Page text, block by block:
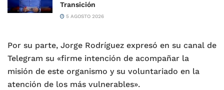
Transición
5 AGOSTO 2026
Por su parte, Jorge Rodríguez expresó en su canal de
Telegram su «firme intención de acompañar la
misión de este organismo y su voluntariado en la
atención de los más vulnerables».